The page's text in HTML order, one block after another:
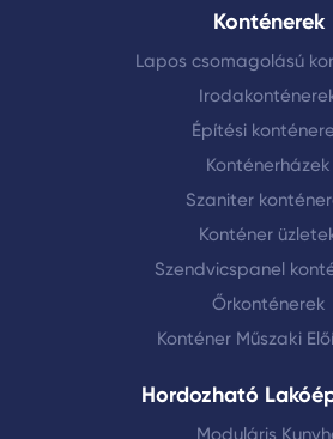
Konténerek
Lapos csomagolású
Építési
Konténerházek
Szaniter
Konténer
Szendvicspanel
Őrkonténerek
Konténer Műszaki
Hordozható
Moduláris